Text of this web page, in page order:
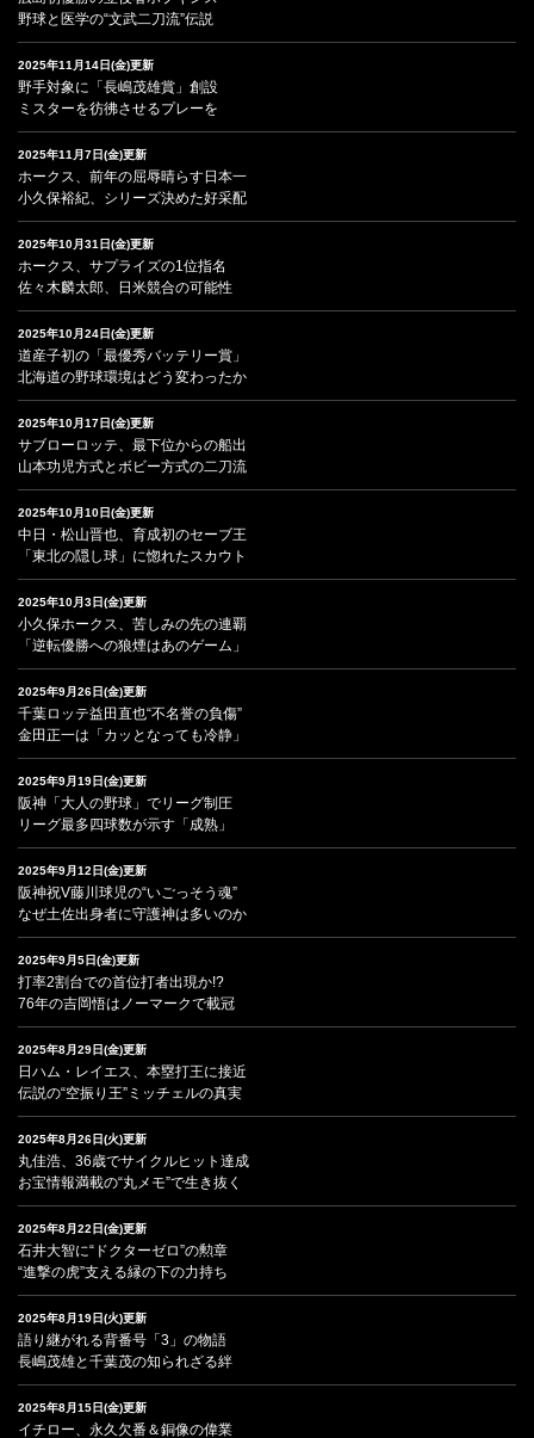
野球と医学の“文武二刀流”伝説
2025年11月14日(金)更新
野手対象に「長嶋茂雄賞」創設
ミスターを彷彿させるプレーを
2025年11月7日(金)更新
ホークス、前年の屈辱晴らす日本一
小久保裕紀、シリーズ決めた好采配
2025年10月31日(金)更新
ホークス、サプライズの1位指名
佐々木麟太郎、日米競合の可能性
2025年10月24日(金)更新
道産子初の「最優秀バッテリー賞」
北海道の野球環境はどう変わったか
2025年10月17日(金)更新
サブローロッテ、最下位からの船出
山本功児方式とボビー方式の二刀流
2025年10月10日(金)更新
中日・松山晋也、育成初のセーブ王
「東北の隠し球」に惚れたスカウト
2025年10月3日(金)更新
小久保ホークス、苦しみの先の連覇
「逆転優勝への狼煙はあのゲーム」
2025年9月26日(金)更新
千葉ロッテ益田直也“不名誉の負傷”
金田正一は「カッとなっても冷静」
2025年9月19日(金)更新
阪神「大人の野球」でリーグ制圧
リーグ最多四球数が示す「成熟」
2025年9月12日(金)更新
阪神祝V藤川球児の“いごっそう魂”
なぜ土佐出身者に守護神は多いのか
2025年9月5日(金)更新
打率2割台での首位打者出現か!?
76年の吉岡悟はノーマークで載冠
2025年8月29日(金)更新
日ハム・レイエス、本塁打王に接近
伝説の“空振り王”ミッチェルの真実
2025年8月26日(火)更新
丸佳浩、36歳でサイクルヒット達成
お宝情報満載の“丸メモ”で生き抜く
2025年8月22日(金)更新
石井大智に“ドクターゼロ”の勲章
“進撃の虎”支える縁の下の力持ち
2025年8月19日(火)更新
語り継がれる背番号「3」の物語
長嶋茂雄と千葉茂の知られざる絆
2025年8月15日(金)更新
イチロー、永久欠番＆銅像の偉業